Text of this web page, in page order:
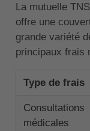
La mutuelle
offre une
grande variété
principaux frais
Type de frais
Consultations
médicales